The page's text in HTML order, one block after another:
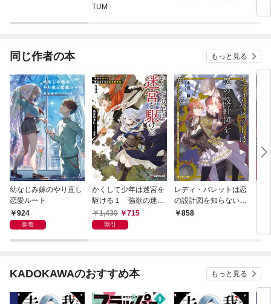
TUM
生
最
同じ作者の本 もっと見る
幼なじみ嫁のやり直し
恋愛ルート
924
新着
かくして少年は迷宮を
駆ける１ 強欲の迷宮
と借金まみれの新米冒
険者
1,430 715
割引
レディ・バレットは恋
の設計図を知らない
白皙の機械人形とはじ
858
KADOKAWAのおすすめ本 もっと見る